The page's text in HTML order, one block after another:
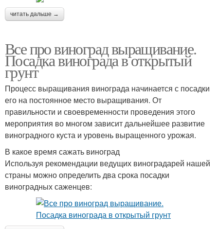
читать дальше →
Все про виноград выращивание.
Посадка винограда в открытый
грунт
Процесс выращивания винограда начинается с посадки
его на постоянное место выращивания. От
правильности и своевременности проведения этого
мероприятия во многом зависит дальнейшее развитие
виноградного куста и уровень выращенного урожая.
В какое время сажать виноград
Используя рекомендации ведущих виноградарей нашей
страны можно определить два срока посадки
виноградных саженцев: